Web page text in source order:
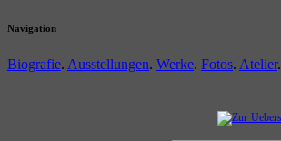
Navigation
Biografie. Ausstellungen. Werke. Fotos. Atelier.